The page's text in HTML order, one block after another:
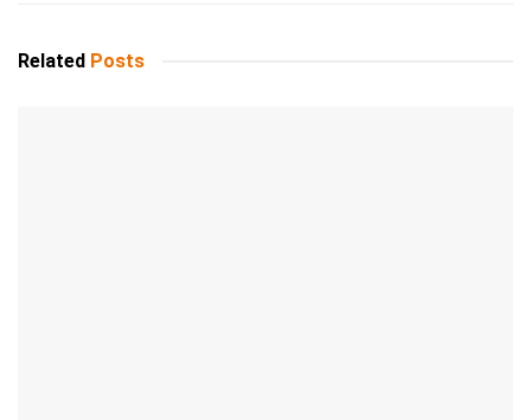
Related Posts